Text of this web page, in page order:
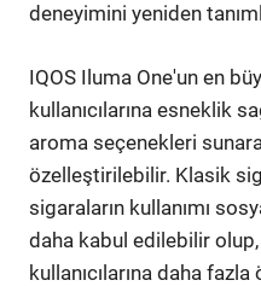
deneyimini yeniden
IQOS Iluma One'un en
kullanıcılarına esneklik
aroma seçenekleri
özelleştirilebilir. Klasik
sigaraların kullanımı
daha kabul edilebilir
kullanıcılarına daha